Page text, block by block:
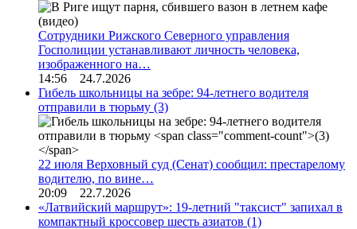
Сотрудники Рижского Северного управления
Госполиции устанавливают личность человека,
изображенного на…
14:56 24.7.2026
Гибель школьницы на зебре: 94-летнего водителя
отправили в тюрьму (3)
22 июля Верховный суд (Сенат) сообщил: престарелому
водителю, по вине…
20:09 22.7.2026
«Латвийский маршрут»: 19-летний "таксист" запихал в
компактный кроссовер шесть азиатов (1)